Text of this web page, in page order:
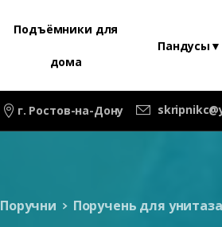
Подъёмники для
дома
Пандусы▼
г. Ростов-на-Дону
Поручни Поручень для